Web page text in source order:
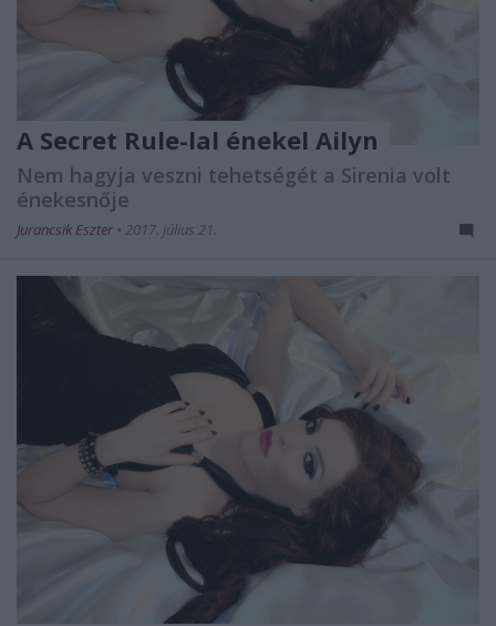
A Secret Rule-lal énekel Ailyn
Nem hagyja veszni tehetségét a Sirenia volt
énekesnője
Jurancsik Eszter • 2017. július 21.